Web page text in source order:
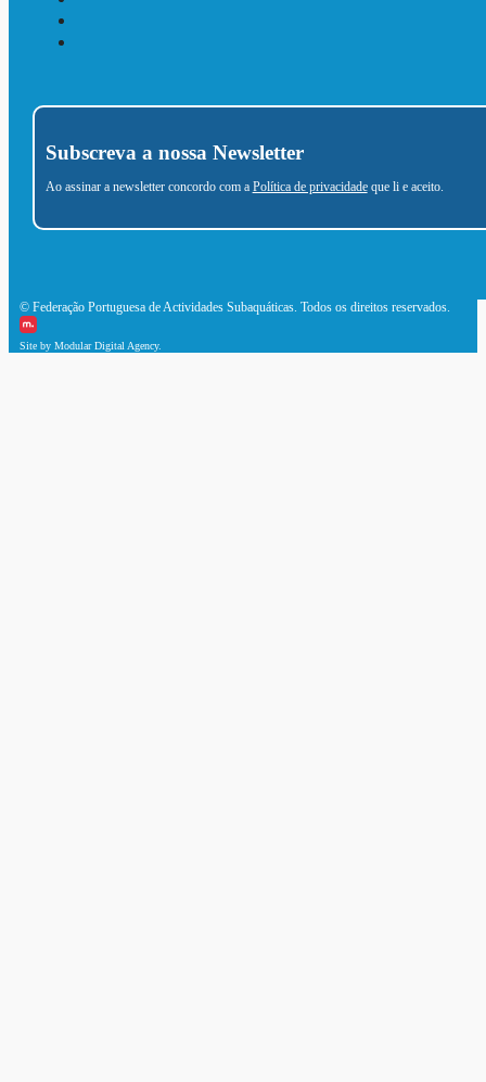
Subscreva a nossa Newsletter
Ao assinar a newsletter concordo com a Política de privacidadeque li e aceito.
© Federação Portuguesa de Actividades Subaquáticas. Todos os direitos reservados.
Site by Modular Digital Agency.